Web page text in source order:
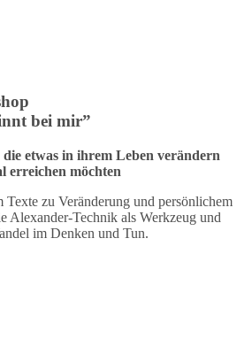
bei mir”
etwas in ihrem Leben verändern
erreichen möchten
Texte zu Veränderung und persönlichem
Alexander-Technik als Werkzeug und
im Denken und Tun.